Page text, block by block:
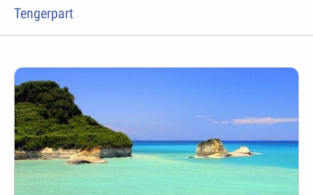
Tengerpart